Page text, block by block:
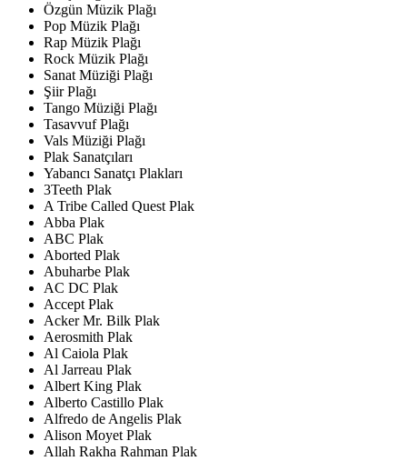
Özgün Müzik Plağı
Pop Müzik Plağı
Rap Müzik Plağı
Rock Müzik Plağı
Sanat Müziği Plağı
Şiir Plağı
Tango Müziği Plağı
Tasavvuf Plağı
Vals Müziği Plağı
Plak Sanatçıları
Yabancı Sanatçı Plakları
3Teeth Plak
A Tribe Called Quest Plak
Abba Plak
ABC Plak
Aborted Plak
Abuharbe Plak
AC DC Plak
Accept Plak
Acker Mr. Bilk Plak
Aerosmith Plak
Al Caiola Plak
Al Jarreau Plak
Albert King Plak
Alberto Castillo Plak
Alfredo de Angelis Plak
Alison Moyet Plak
Allah Rakha Rahman Plak